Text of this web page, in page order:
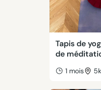
Tapis de
de
1 mois